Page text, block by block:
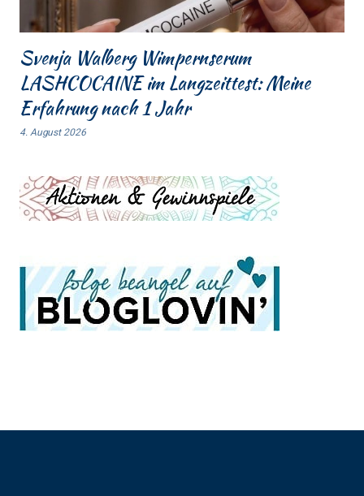
Svenja Walberg Wimpernserum
LASHCOCAINE im Langzeittest: Meine
Erfahrung nach 1 Jahr
4. August 2026